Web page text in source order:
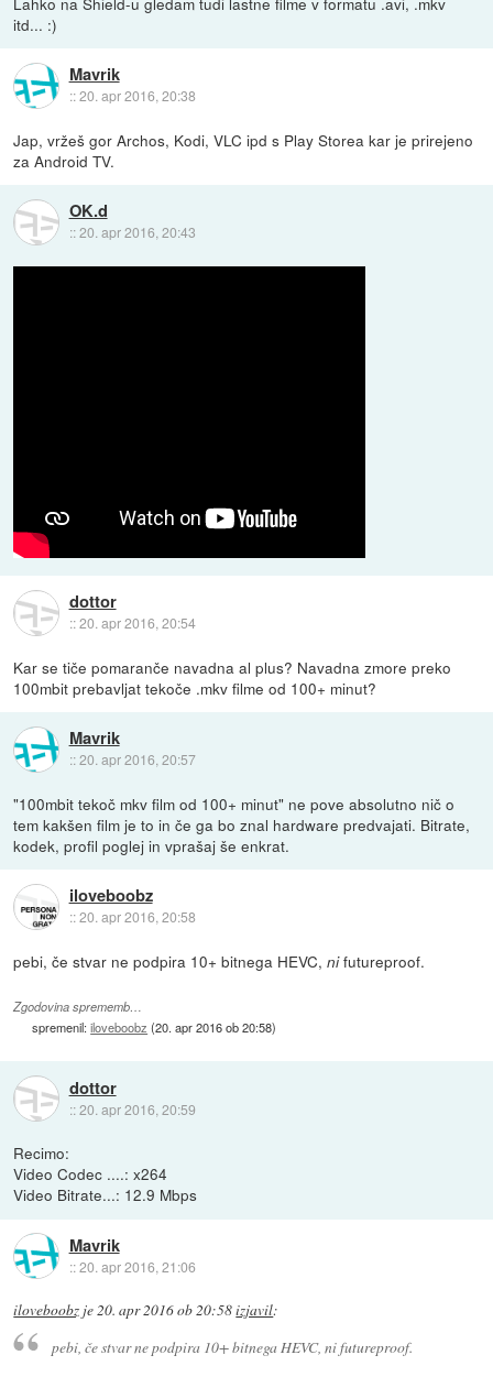
itd... :)
Mavrik
::20. apr 2016, 20:38
Jap, vržeš gor Archos, Kodi, VLC ipd s Play Storea kar je prirejeno
za Android TV.
OK.d
::20. apr 2016, 20:43
dottor
::20. apr 2016, 20:54
Kar se tiče pomaranče navadna al plus? Navadna zmore preko
100mbit prebavljat tekoče .mkv filme od 100+ minut?
Mavrik
::20. apr 2016, 20:57
"100mbit tekoč mkv film od 100+ minut" ne pove absolutno nič o
tem kakšen film je to in če ga bo znal hardware predvajati. Bitrate,
kodek, profil poglej in vprašaj še enkrat.
iloveboobz
::20. apr 2016, 20:58
pebi, če stvar ne podpira 10+ bitnega HEVC,nifutureproof.
Zgodovina sprememb…
spremenil:iloveboobz (20. apr 2016 ob 20:58)
dottor
::20. apr 2016, 20:59
Recimo:
Video Codec ....: x264
Video Bitrate...: 12.9 Mbps
Mavrik
::20. apr 2016, 21:06
iloveboobz je20. apr 2016 ob 20:58izjavil:
pebi, če stvar ne podpira 10+ bitnega HEVC, nifutureproof.